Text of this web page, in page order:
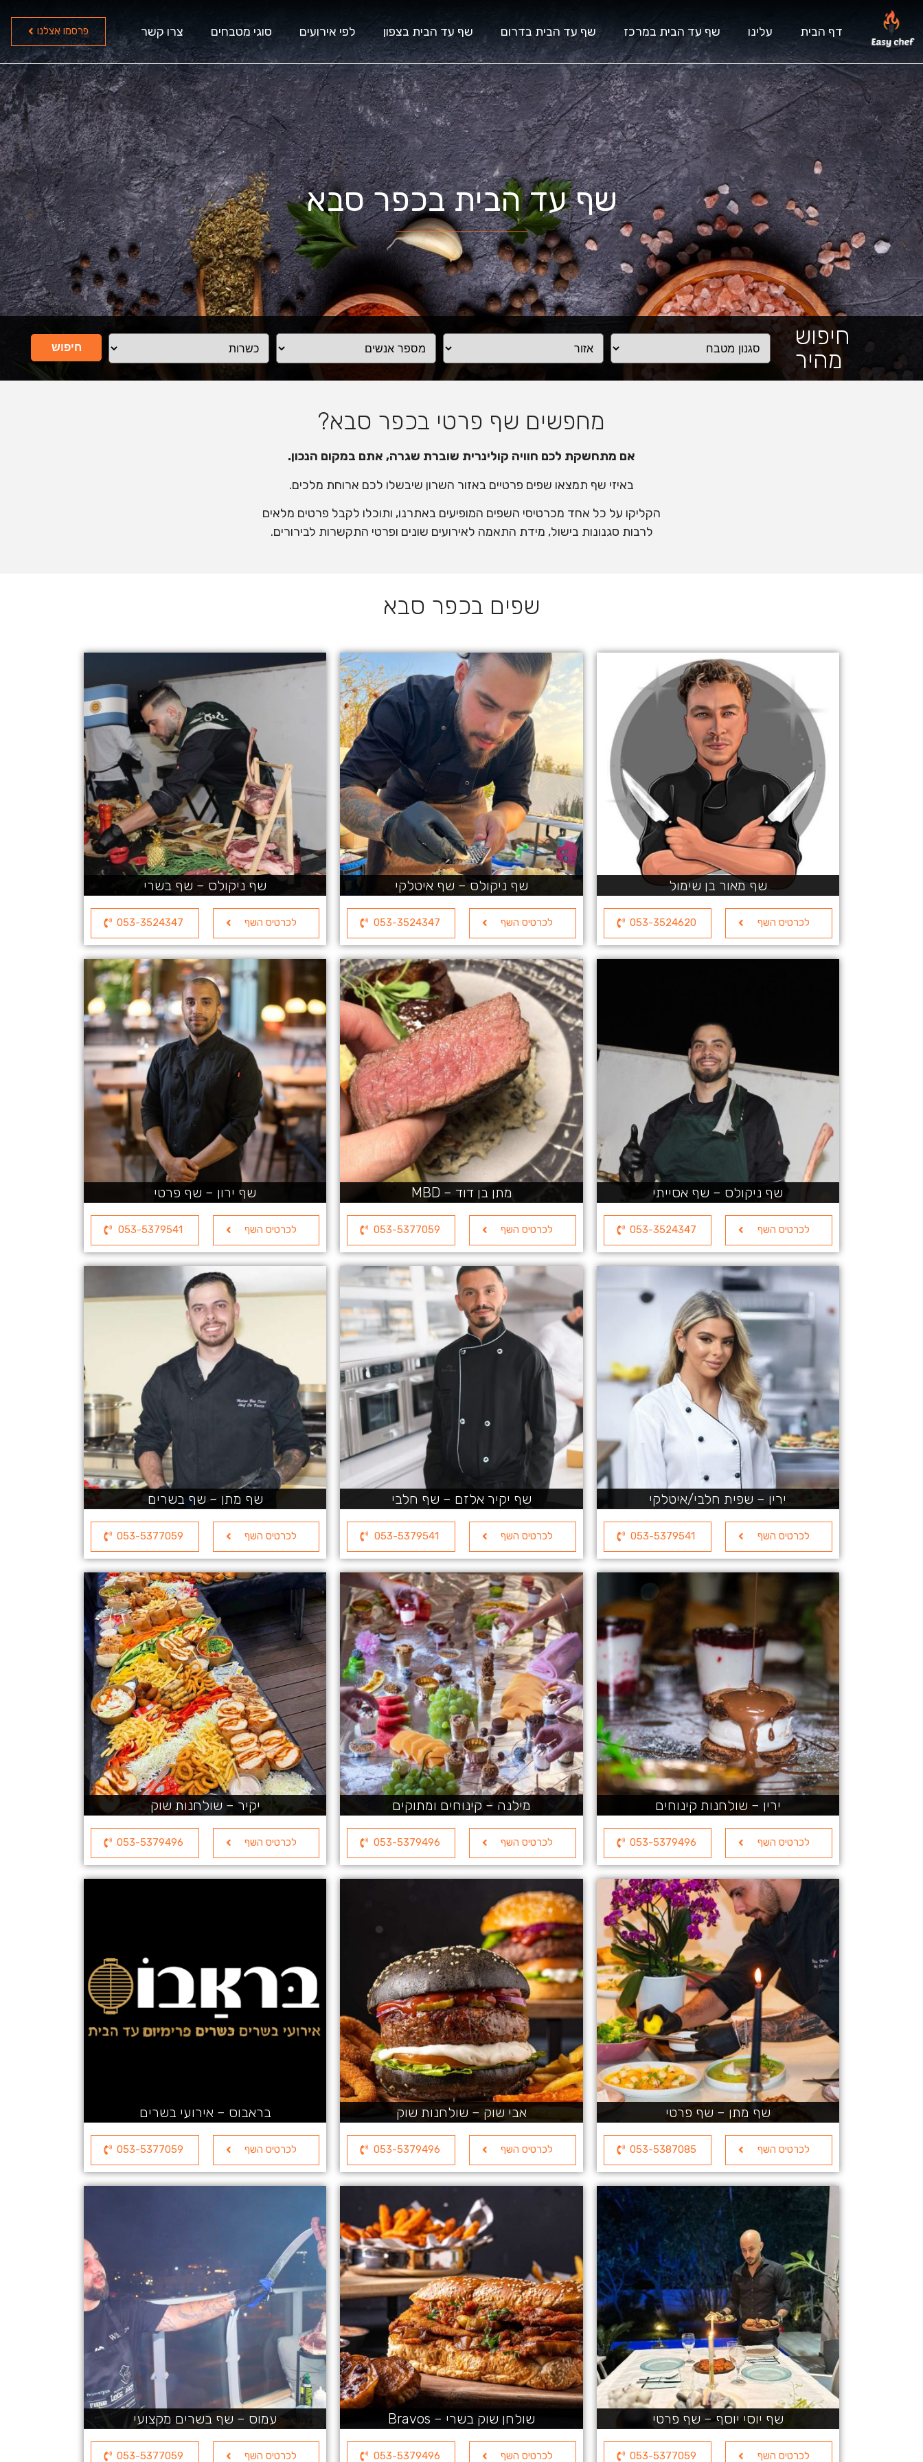
דף הבית עלינו שף עד הבית במרכז שף עד הבית בדרום שף עד הבית בצפון לפי אירועים סוגי מטבחים צרו קשר פרסמו אצלנו
שף עד הבית בכפר סבא
חיפוש
מהיר
חיפוש
מחפשים שף פרטי בכפר סבא?
אם מתחשקת לכם חוויה קולינרית שוברת שגרה, אתם במקום הנכון.
באיזי שף תמצאו שפים פרטיים באזור השרון שיבשלו לכם ארוחת מלכים.
הקליקו על כל אחד מכרטיסי השפים המופיעים באתרנו, ותוכלו לקבל פרטים מלאים
לרבות סגנונות בישול, מידת התאמה לאירועים שונים ופרטי התקשרות לבירורים.
שפים בכפר סבא
שף מאור בן שימול
לכרטיס השף 053-3524620
שף ניקולס – שף איטלקי
לכרטיס השף 053-3524347
שף ניקולס – שף בשרי
לכרטיס השף 053-3524347
שף ניקולס – שף אסייתי
לכרטיס השף 053-3524347
מתן בן דוד – MBD
לכרטיס השף 053-5377059
שף ירון – שף פרטי
לכרטיס השף 053-5379541
ירין – שפית חלבי/איטלקי
לכרטיס השף 053-5379541
שף יקיר אלזם – שף חלבי
לכרטיס השף 053-5379541
שף מתן – שף בשרים
לכרטיס השף 053-5377059
ירין – שולחנות קינוחים
לכרטיס השף 053-5379496
מילנה – קינוחים ומתוקים
לכרטיס השף 053-5379496
יקיר – שולחנות שוק
לכרטיס השף 053-5379496
שף מתן – שף פרטי
לכרטיס השף 053-5387085
אבי שוק – שולחנות שוק
לכרטיס השף 053-5379496
בראבוס – אירועי בשרים
לכרטיס השף 053-5377059
שף יוסי יוסף – שף פרטי
לכרטיס השף 053-5377059
שולחן שוק בשרי – Bravos
לכרטיס השף 053-5379496
עמוס – שף בשרים מקצועי
לכרטיס השף 053-5377059